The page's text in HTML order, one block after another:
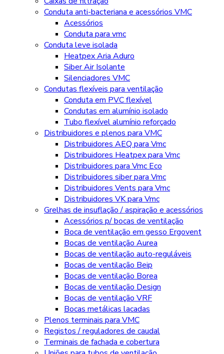
Conduta anti-bacteriana e acessórios VMC
Acessórios
Conduta para vmc
Conduta leve isolada
Heatpex Aria Aduro
Siber Air Isolante
Silenciadores VMC
Condutas flexíveis para ventilação
Conduta em PVC flexível
Condutas em alumínio isolado
Tubo flexível alumínio reforçado
Distribuidores e plenos para VMC
Distribuidores AEQ para Vmc
Distribuidores Heatpex para Vmc
Distribuidores para Vmc Eco
Distribuidores siber para Vmc
Distribuidores Vents para Vmc
Distribuidores VK para Vmc
Grelhas de insuflação / aspiração e acessórios
Acessórios p/ bocas de ventilação
Boca de ventilação em gesso Ergovent
Bocas de ventilação Aurea
Bocas de ventilação auto-reguláveis
Bocas de ventilação Beip
Bocas de ventilação Borea
Bocas de ventilação Design
Bocas de ventilação VRF
Bocas metálicas lacadas
Plenos terminais para VMC
Registos / reguladores de caudal
Terminais de fachada e cobertura